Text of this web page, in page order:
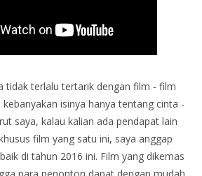
tidak terlalu tertarik dengan film - film
kebanyakan isinya hanya tentang cinta -
saya, kalau kalian ada pendapat lain
film yang satu ini, saya anggap
di tahun 2016 ini. Film yang dikemas
para penonton dapat dengan mudah